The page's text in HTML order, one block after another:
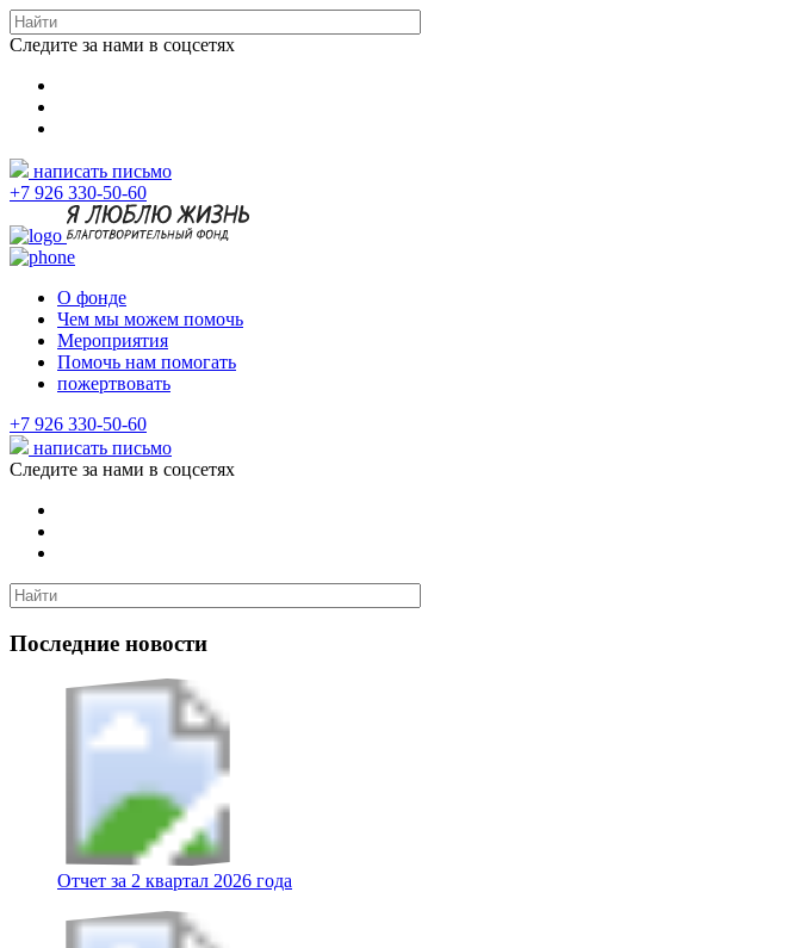
Следите за нами в соцсетях
написать письмо
+7 926 330-50-60
О фонде
Чем мы можем помочь
Мероприятия
Помочь нам помогать
пожертвовать
+7 926 330-50-60
написать письмо
Следите за нами в соцсетях
Последние новости
Отчет за 2 квартал 2026 года